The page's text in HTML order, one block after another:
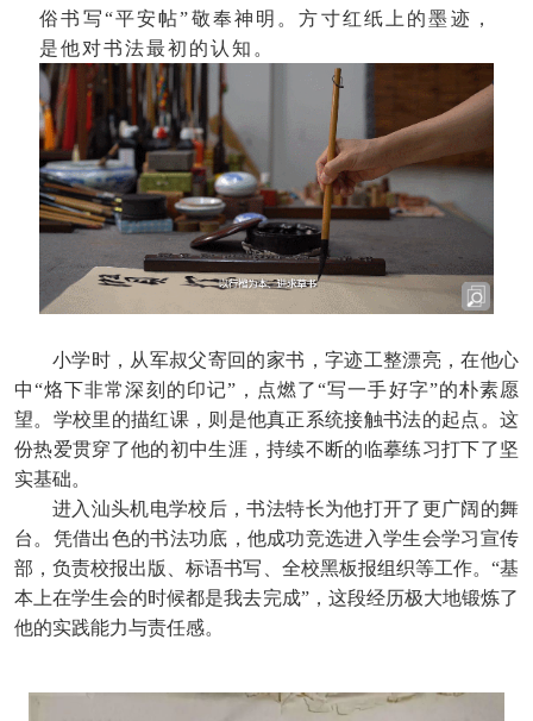
俗书写“平安帖”敬奉神明。方寸红纸上的墨迹，
是他对书法最初的认知。
小学时，从军叔父寄回的家书，字迹工整漂亮，在他心
中“烙下非常深刻的印记”，点燃了“写一手好字”的朴素愿
望。学校里的描红课，则是他真正系统接触书法的起点。这
份热爱贯穿了他的初中生涯，持续不断的临摹练习打下了坚
实基础。
进入汕头机电学校后，书法特长为他打开了更广阔的舞
台。凭借出色的书法功底，他成功竞选进入学生会学习宣传
部，负责校报出版、标语书写、全校黑板报组织等工作。“基
本上在学生会的时候都是我去完成”，这段经历极大地锻炼了
他的实践能力与责任感。